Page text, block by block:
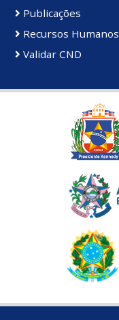
Publicações
Recursos Humanos
Validar CND